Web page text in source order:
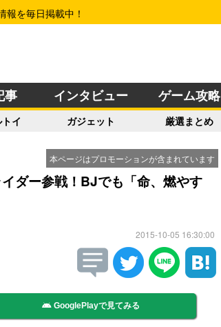
を毎日掲載中！
事 インタビュー ゲーム攻略
イ ガジェット 厳選まとめ
本ページはプロモーションが含まれています
ダー参戦！BJでも「命、燃やす
2015-10-05 16:30:00
GooglePlayで見てみる